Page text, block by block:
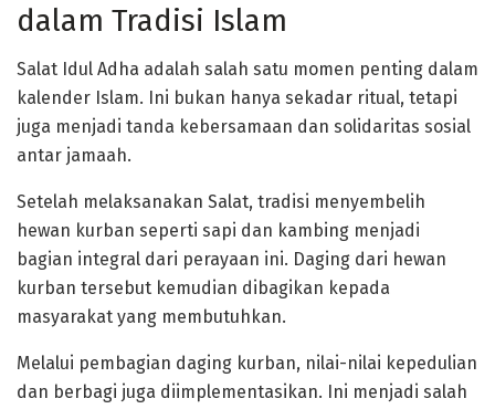
dalam Tradisi Islam
Salat Idul Adha adalah salah satu momen penting dalam
kalender Islam. Ini bukan hanya sekadar ritual, tetapi
juga menjadi tanda kebersamaan dan solidaritas sosial
antar jamaah.
Setelah melaksanakan Salat, tradisi menyembelih
hewan kurban seperti sapi dan kambing menjadi
bagian integral dari perayaan ini. Daging dari hewan
kurban tersebut kemudian dibagikan kepada
masyarakat yang membutuhkan.
Melalui pembagian daging kurban, nilai-nilai kepedulian
dan berbagi juga diimplementasikan. Ini menjadi salah